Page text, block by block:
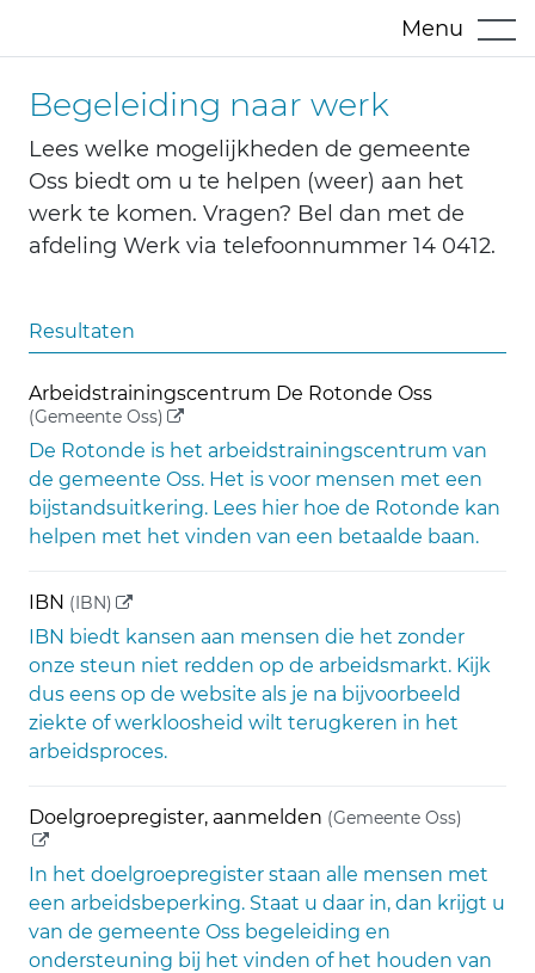
Menu
Begeleiding naar werk
Lees welke mogelijkheden de gemeente
Oss biedt om u te helpen (weer) aan het
werk te komen. Vragen? Bel dan met de
afdeling Werk via telefoonnummer 14 0412.
Resultaten
Arbeidstrainingscentrum De Rotonde Oss
(Gemeente Oss) (externe link)
De Rotonde is het arbeidstrainingscentrum van
de gemeente Oss. Het is voor mensen met een
bijstandsuitkering. Lees hier hoe de Rotonde kan
helpen met het vinden van een betaalde baan.
IBN (IBN) (externe link)
IBN biedt kansen aan mensen die het zonder
onze steun niet redden op de arbeidsmarkt. Kijk
dus eens op de website als je na bijvoorbeeld
ziekte of werkloosheid wilt terugkeren in het
arbeidsproces.
Doelgroepregister, aanmelden (Gemeente Oss)
In het doelgroepregister staan alle mensen met
een arbeidsbeperking. Staat u daar in, dan krijgt u
van de gemeente Oss begeleiding en
ondersteuning bij het vinden of het houden van